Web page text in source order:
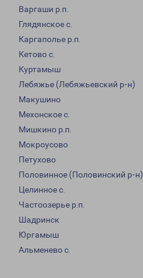
Варгаши р.п.
Глядянское с.
Каргаполье р.п.
Кетово с.
Куртамыш
Лебяжье (Лебяжьевский р-н)
Макушино
Мехонское с.
Мишкино р.п.
Мокроусово
Петухово
Половинное (Половинский р-н)
Целинное с.
Частоозерье р.п.
Шадринск
Юргамыш
Альменево с.